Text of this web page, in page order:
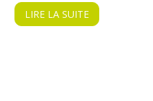
LIRE LA SUITE